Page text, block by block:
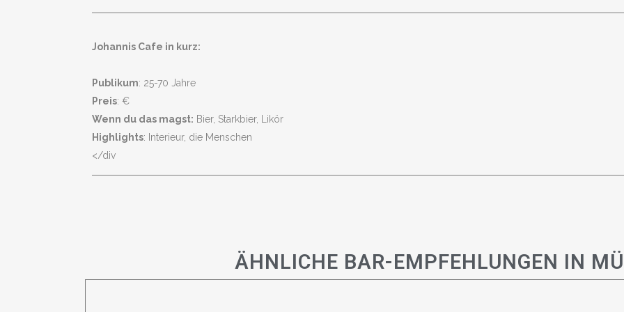
Johannis Cafe in kurz:
Publikum: 25-70 Jahre
Preis: €
Wenn du das magst: Bier, Starkbier, Likör
Highlights: Interieur, die Menschen
</div
ÄHNLICHE BAR-EMPFEHLUNGEN IN